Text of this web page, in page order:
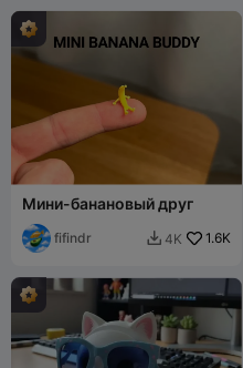
Мини-банановый друг
fifindr  4K 1.6K